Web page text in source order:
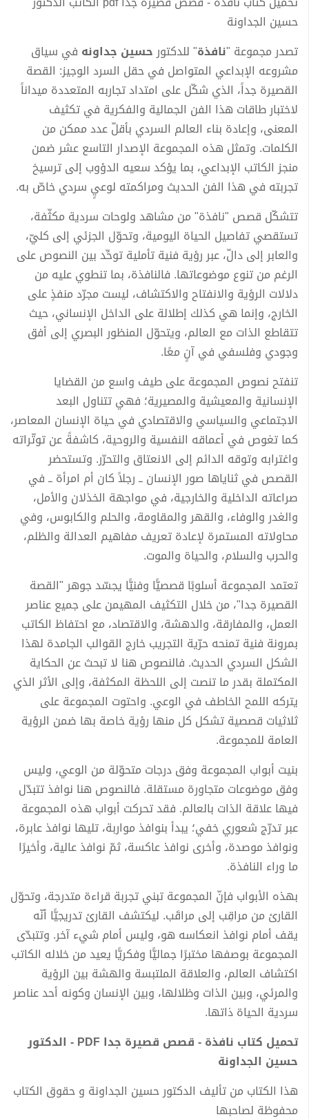
حسين الجداونة
تصدر مجموعة "نافذة" للدكتورحسين جداونه في سياق
مشروعه الإبداعي المتواصل في حقل السرد الوجيز: القصة
القصيرة جداً، الذي شكّل على امتداد تجاربه المتعددة ميداناً
لاختبار طاقات هذا الفن الجمالية والفكرية في تكثيف
المعنى، وإعادة بناء العالم السردي بأقلّ عدد ممكن من
الكلمات. وتمثل هذه المجموعة الإصدار التاسع عشر ضمن
منجز الكاتب الإبداعي، بما يؤكد سعيه الدؤوب إلى ترسيخ
تجربته في هذا الفن الحديث ومراكمته لوعيٍ سردي خاصّ به.
تتشكّل قصص "نافذة" من مشاهد ولوحات سردية مكثّفة،
تستقصي تفاصيل الحياة اليومية، وتحوّل الجزئي إلى كليّ،
والعابر إلى دالّ، عبر رؤية فنية تأملية توحِّد بين النصوص على
الرغم من تنوع موضوعاتها. فالنافذة، بما تنطوي عليه من
دلالات الرؤية والانفتاح والاكتشاف، ليست مجرّد منفذٍ على
الخارج، وإنما هي كذلك إطلالة على الداخل الإنساني، حيث
تتقاطع الذات مع العالم، ويتحوّل المنظور البصري إلى أفق
وجودي وفلسفي في آنٍ معًا.
تنفتح نصوص المجموعة على طيف واسع من القضايا
الإنسانية والمعيشية والمصيرية؛ فهي تتناول البعد
الاجتماعي والسياسي والاقتصادي في حياة الإنسان المعاصر،
كما تغوص في أعماقه النفسية والروحية، كاشفةً عن توتّراته
واغترابه وتوقه الدائم إلى الانعتاق والتحرّر. وتستحضر
القصص في ثناياها صور الإنسان ــ رجلاً كان أم امرأة ــ في
صراعاته الداخلية والخارجية، في مواجهة الخذلان والأمل،
والغدر والوفاء، والقهر والمقاومة، والحلم والكابوس، وفي
محاولاته المستمرة لإعادة تعريف مفاهيم العدالة والظلم،
والحرب والسلام، والحياة والموت.
تعتمد المجموعة أسلوبًا قصصيًّا وفنيًّا يجسّد جوهر "القصة
القصيرة جدا"، من خلال التكثيف المهيمن على جميع عناصر
العمل، والمفارقة، والدهشة، والاقتصاد، مع احتفاظ الكاتب
بمرونة فنية تمنحه حرّية التجريب خارج القوالب الجامدة لهذا
الشكل السردي الحديث. فالنصوص هنا لا تبحث عن الحكاية
المكتملة بقدر ما تنصت إلى اللحظة المكثفة، وإلى الأثر الذي
يتركه اللمح الخاطف في الوعي. واحتوت المجموعة على
ثلاثيات قصصية تشكل كل منها رؤية خاصة بها ضمن الرؤية
العامة للمجموعة.
بنيت أبواب المجموعة وفق درجات متحوّلة من الوعي، وليس
وفق موضوعات متجاورة مستقلة. فالنصوص هنا نوافذ تتبدّل
فيها علاقة الذات بالعالم. فقد تحركت أبواب هذه المجموعة
عبر تدرّج شعوري خفي؛ يبدأ بنوافذ مواربة، تليها نوافذ عابرة،
ونوافذ موصدة، وأخرى نوافذ عاكسة، ثمّ نوافذ عالية، وأخيرًا
ما وراء النافذة.
بهذه الأبواب فإنّ المجموعة تبني تجربة قراءة متدرجة، وتحوّل
القارئ من مراقِب إلى مراقَب. ليكتشف القارئ تدريجيًّا أنّه
يقف أمام نوافذ انعكاسه هو، وليس أمام شيء آخر. وتتبدّى
المجموعة بوصفها مختبرًا جماليًّا وفكريًّا يعيد من خلاله الكاتب
اكتشاف العالم، والعلاقة الملتبسة والهشة بين الرؤية
والمرئي، وبين الذات وظلالها، وبين الإنسان وكونه أحد عناصر
سردية الحياة ذاتها.
تحميل كتاب نافذة - قصص قصيرة جدا PDF - الدكتور
حسين الجداونة
هذا الكتاب من تأليف الدكتور حسين الجداونة و حقوق الكتاب
محفوظة لصاحبها